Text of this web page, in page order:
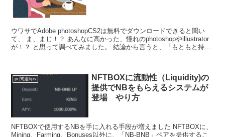
ウワサでAdobe photoshopCS2は無料でダウンロードできると聞い
て、 ま、まじ！？ あんなに高かった、憧れのphotoshopやillustrator
が！？ と思って調べてみました。 結論から言うと、「もともと持っ
pc関連tips
NFTBOXに流動性（Liquidity)の
提供でNBをもらえるシステムが
登場 やり方
NFTBOXで使用するNBを手に入れる手段が増えました NFTBOXに、
Mining、Farming、Bonuses以外に、「NB-BNB」ペアを提供するこ